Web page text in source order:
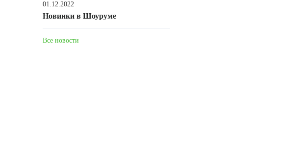
01.12.2022
Новинки в Шоуруме
Все новости